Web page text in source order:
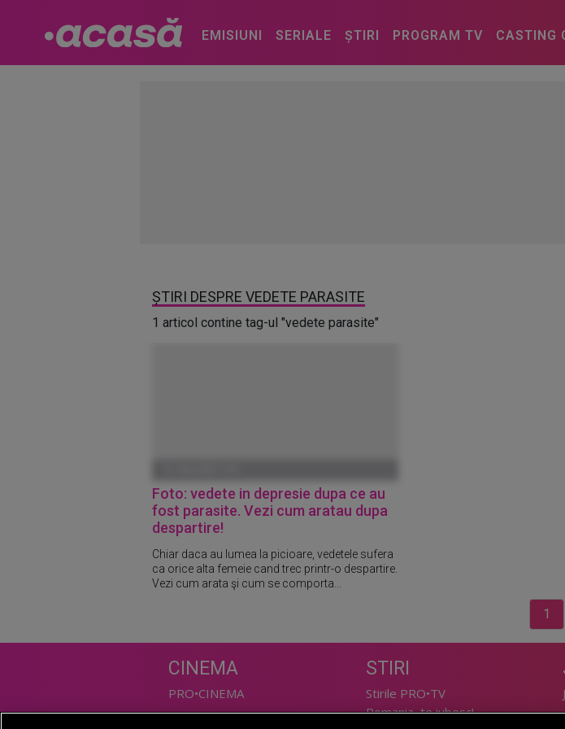
EMISIUNI SERIALE ȘTIRI PROGRAM TV CASTING
ȘTIRI DESPRE VEDETE PARASITE
1 articol contine tag-ul "vedete parasite"
Foto: vedete in depresie dupa ce au
fost parasite. Vezi cum aratau dupa
despartire!
Chiar daca au lumea la picioare, vedetele sufera
ca orice alta femeie cand trec printr-o despartire.
Vezi cum arata şi cum se comporta...
1
CINEMA
PRO•CINEMA
STIRI
Stirile PRO•TV
Romania, te iubesc!